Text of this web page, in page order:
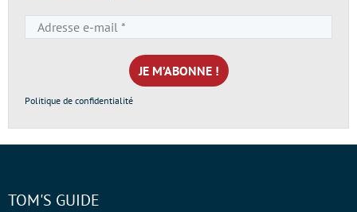
e-
mail
*
Politique de confidentialité
TOM'S GUIDE